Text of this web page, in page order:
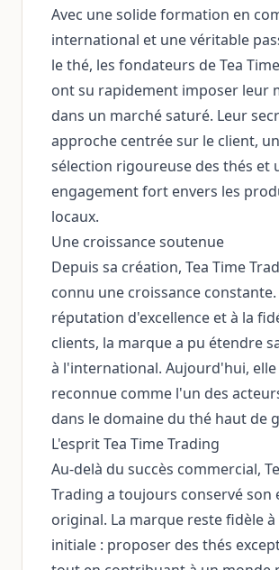
Avec une solide formation en
international et une véritable
le thé, les fondateurs de Tea
ont su rapidement imposer leur
dans un marché saturé. Leur
approche centrée sur le client,
sélection rigoureuse des thés et
engagement fort envers les
locaux.
Une croissance soutenue
Depuis sa création, Tea Time
connu une croissance constante.
réputation d'excellence et à la
clients, la marque a pu étendre
à l'international. Aujourd'hui,
reconnue comme l'un des
dans le domaine du thé haut de
L'esprit Tea Time Trading
Au-delà du succès commercial,
Trading a toujours conservé son
original. La marque reste fidèle à
initiale : proposer des thés